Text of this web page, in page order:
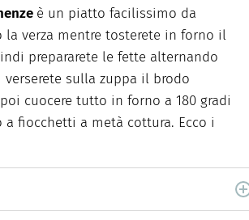
è un piatto facilissimo da
la verza mentre tosterete in forno il
prepararete le fette alternando
sulla zuppa il brodo
cuocere tutto in forno a 180 gradi
a fiocchetti a metà cottura. Ecco i
di Italiaonline nel quale trovi idee veloci,